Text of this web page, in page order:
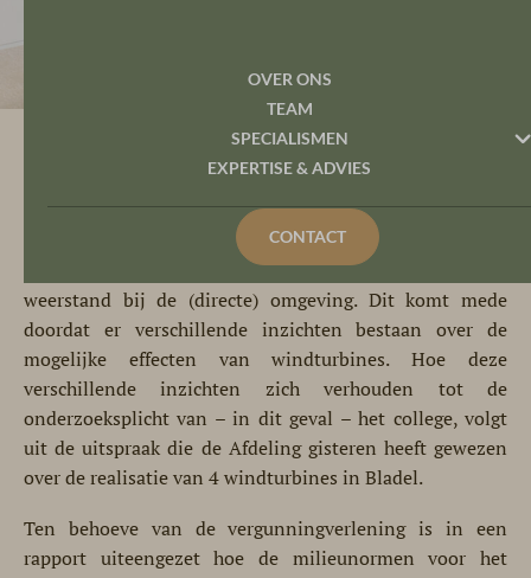
OVER ONS
TEAM
SPECIALISMEN
EXPERTISE & ADVIES
CONTACT
De realisatie van windturbines leidt vaak tot veel
weerstand bij de (directe) omgeving. Dit komt mede
doordat er verschillende inzichten bestaan over de
mogelijke effecten van windturbines. Hoe deze
verschillende inzichten zich verhouden tot de
onderzoeksplicht van – in dit geval – het college, volgt
uit de uitspraak die de Afdeling gisteren heeft gewezen
over de realisatie van 4 windturbines in Bladel.
Ten behoeve van de vergunningverlening is in een
rapport uiteengezet hoe de milieunormen voor het